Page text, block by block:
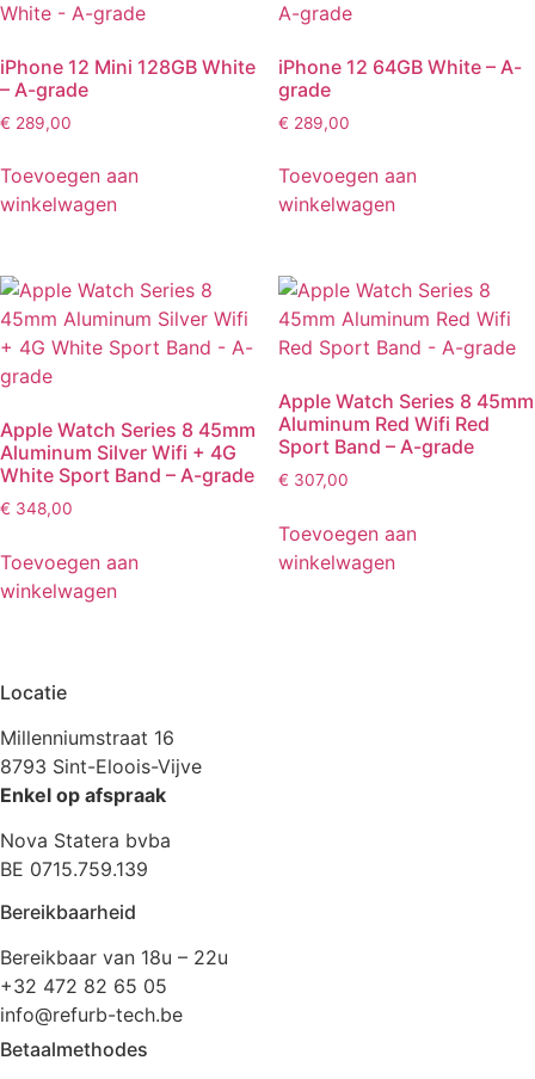
iPhone 12 Mini 128GB White
– A-grade
€ 289,00
Toevoegen aan
winkelwagen
iPhone 12 64GB White – A-
grade
€ 289,00
Toevoegen aan
winkelwagen
Apple Watch Series 8 45mm
Aluminum Silver Wifi + 4G
White Sport Band – A-grade
€ 348,00
Toevoegen aan
winkelwagen
Apple Watch Series 8 45mm
Aluminum Red Wifi Red
Sport Band – A-grade
€ 307,00
Toevoegen aan
winkelwagen
Locatie
Millenniumstraat 16
8793 Sint-Eloois-Vijve
Enkel op afspraak
Nova Statera bvba
BE 0715.759.139
Bereikbaarheid
Bereikbaar van 18u – 22u
+32 472 82 65 05
info@refurb-tech.be
Betaalmethodes